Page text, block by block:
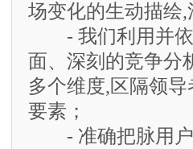
场变化的生动描绘,
- 我们利用并依
面、深刻的竞争分
多个维度,区隔领
要素；
- 准确把脉用户